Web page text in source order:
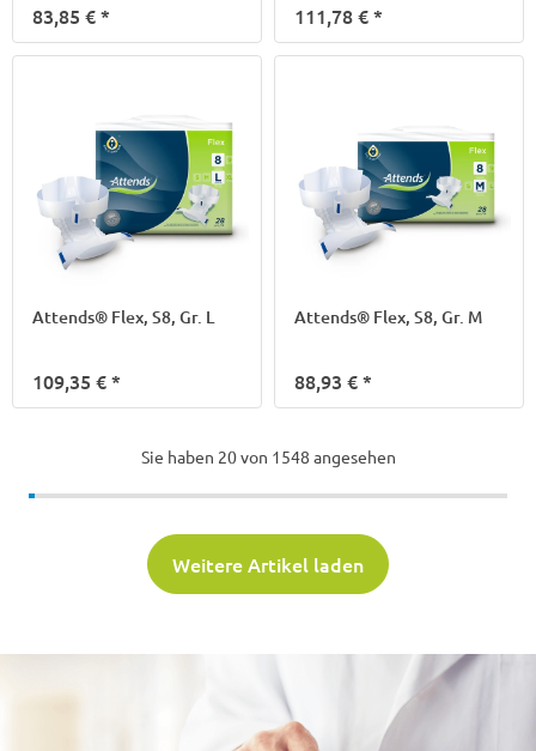
83,85 €* 111,78 €*
Attends® Flex, S8, Gr. L
109,35 €*
Attends® Flex, S8, Gr. M
88,93 €*
Sie haben 20von 1548 angesehen
Weitere Artikel laden